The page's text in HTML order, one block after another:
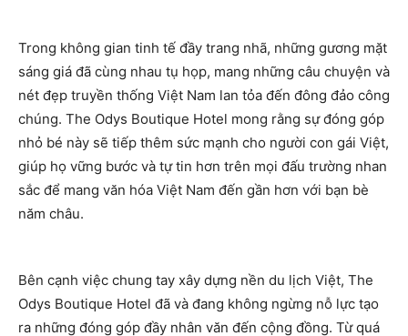
Trong không gian tinh tế đầy trang nhã, những gương mặt
sáng giá đã cùng nhau tụ họp, mang những câu chuyện và
nét đẹp truyền thống Việt Nam lan tỏa đến đông đảo công
chúng. The Odys Boutique Hotel mong rằng sự đóng góp
nhỏ bé này sẽ tiếp thêm sức mạnh cho người con gái Việt,
giúp họ vững bước và tự tin hơn trên mọi đấu trường nhan
sắc để mang văn hóa Việt Nam đến gần hơn với bạn bè
năm châu.
Bên cạnh việc chung tay xây dựng nền du lịch Việt, The
Odys Boutique Hotel đã và đang không ngừng nỗ lực tạo
ra những đóng góp đầy nhân văn đến cộng đồng. Từ quá